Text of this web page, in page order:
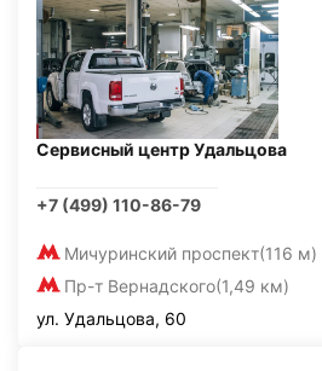
Сервисный центр Удальцова
+7 (499) 110-86-79
Мичуринский проспект(116 м)
Пр-т Вернадского(1,49 км)
ул. Удальцова, 60